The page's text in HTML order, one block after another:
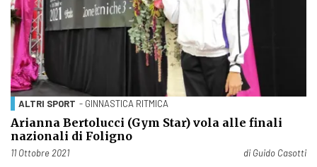
ALTRI SPORT - GINNASTICA RITMICA
Arianna Bertolucci (Gym Star) vola alle finali
nazionali di Foligno
Pubblicato il
11 Ottobre 2021 di Guido Casotti